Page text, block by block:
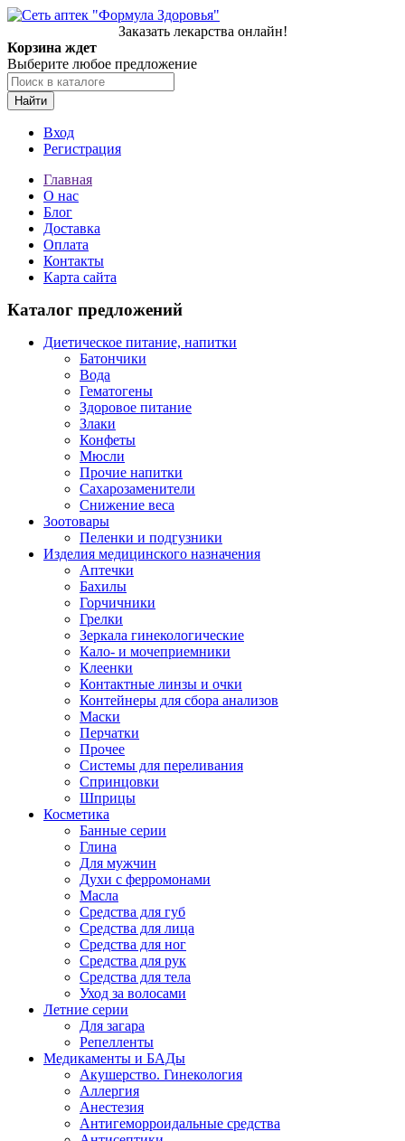
Заказать лекарства онлайн!
Корзина ждет
Выберите любое предложение
Найти
Вход
Регистрация
Главная
О нас
Блог
Доставка
Оплата
Контакты
Карта сайта
Каталог предложений
Диетическое питание, напитки
Батончики
Вода
Гематогены
Здоровое питание
Злаки
Конфеты
Мюсли
Прочие напитки
Сахарозаменители
Снижение веса
Зоотовары
Пеленки и подгузники
Изделия медицинского назначения
Аптечки
Бахилы
Горчичники
Грелки
Зеркала гинекологические
Кало- и мочеприемники
Клеенки
Контактные линзы и очки
Контейнеры для сбора анализов
Маски
Перчатки
Прочее
Системы для переливания
Спринцовки
Шприцы
Косметика
Банные серии
Глина
Для мужчин
Духи с ферромонами
Масла
Средства для губ
Средства для лица
Средства для ног
Средства для рук
Средства для тела
Уход за волосами
Летние серии
Для загара
Репелленты
Медикаменты и БАДы
Акушерство. Гинекология
Аллергия
Анестезия
Антигеморроидальные средства